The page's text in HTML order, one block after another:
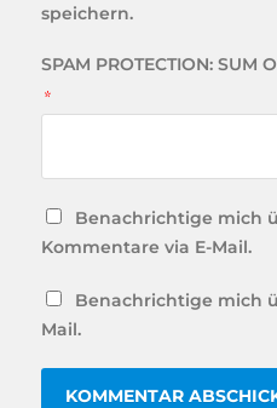
speichern.
SPAM PROTECTION: SUM
*
Benachrichtige mich
Kommentare via E-Mail.
Benachrichtige mich
Mail.